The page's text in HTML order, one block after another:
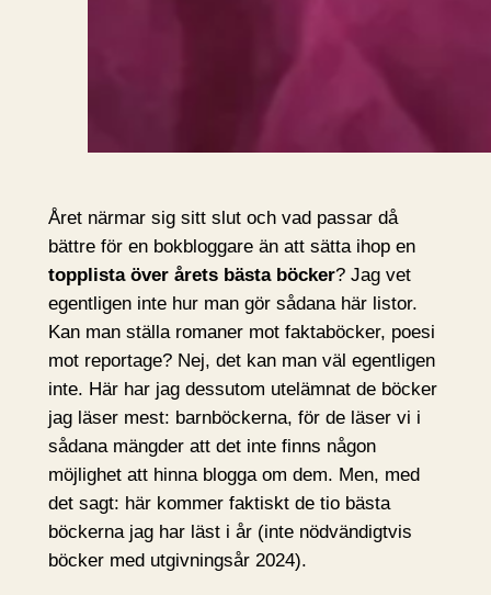
Året närmar sig sitt slut och vad passar då
bättre för en bokbloggare än att sätta ihop en
topplista över årets bästa böcker? Jag vet
egentligen inte hur man gör sådana här listor.
Kan man ställa romaner mot faktaböcker, poesi
mot reportage? Nej, det kan man väl egentligen
inte. Här har jag dessutom utelämnat de böcker
jag läser mest: barnböckerna, för de läser vi i
sådana mängder att det inte finns någon
möjlighet att hinna blogga om dem. Men, med
det sagt: här kommer faktiskt de tio bästa
böckerna jag har läst i år (inte nödvändigtvis
böcker med utgivningsår 2024).